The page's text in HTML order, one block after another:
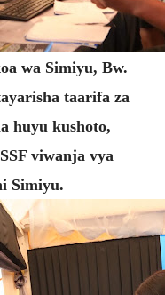
wa Simiyu, Bw.
taarifa za
huyu kushoto,
viwanja vya
Simiyu.